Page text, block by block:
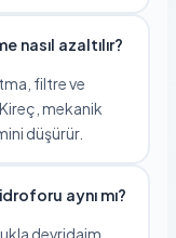
nasıl azaltılır?
filtre ve
mekanik
düşürür.
aynı mı?
devridaim